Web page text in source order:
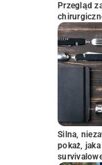
Przegląd
Silna,
pokaż,